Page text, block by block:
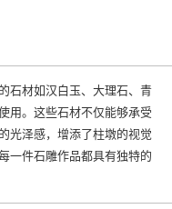
材如汉白玉、大理石、青
用。这些石材不仅能够承受
光泽感，增添了柱墩的视觉
一件石雕作品都具有独特的